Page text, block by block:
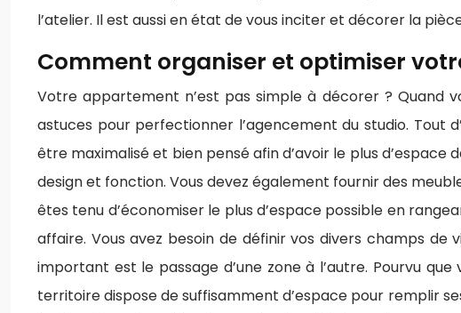
l’atelier. Il est aussi en état de vous inciter et décorer la
Comment organiser et optimiser
Votre appartement n’est pas simple à décorer ? Quand
astuces pour perfectionner l’agencement du studio. Tout
être maximalisé et bien pensé afin d’avoir le plus d’espace
design et fonction. Vous devez également fournir des
êtes tenu d’économiser le plus d’espace possible en
affaire. Vous avez besoin de définir vos divers champs
important est le passage d’une zone à l’autre. Pourvu
territoire dispose de suffisamment d’espace pour remplir